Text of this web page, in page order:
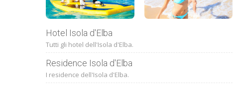
Hotel Isola d'Elba
Tutti gli hotel dell'Isola d'Elba.
Residence Isola d'Elba
I residence dell'Isola d'Elba.